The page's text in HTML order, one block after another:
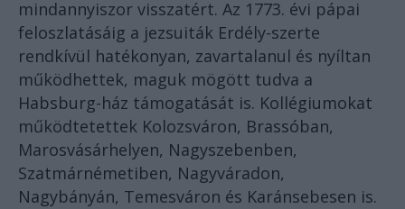
mindannyiszor visszatért. Az 1773. évi pápai
feloszlatásáig a jezsuiták Erdély-szerte
rendkívül hatékonyan, zavartalanul és nyíltan
működhettek, maguk mögött tudva a
Habsburg-ház támogatását is. Kollégiumokat
működtetettek Kolozsváron, Brassóban,
Marosvásárhelyen, Nagyszebenben,
Szatmárnémetiben, Nagyváradon,
Nagybányán, Temesváron és Karánsebesen is.